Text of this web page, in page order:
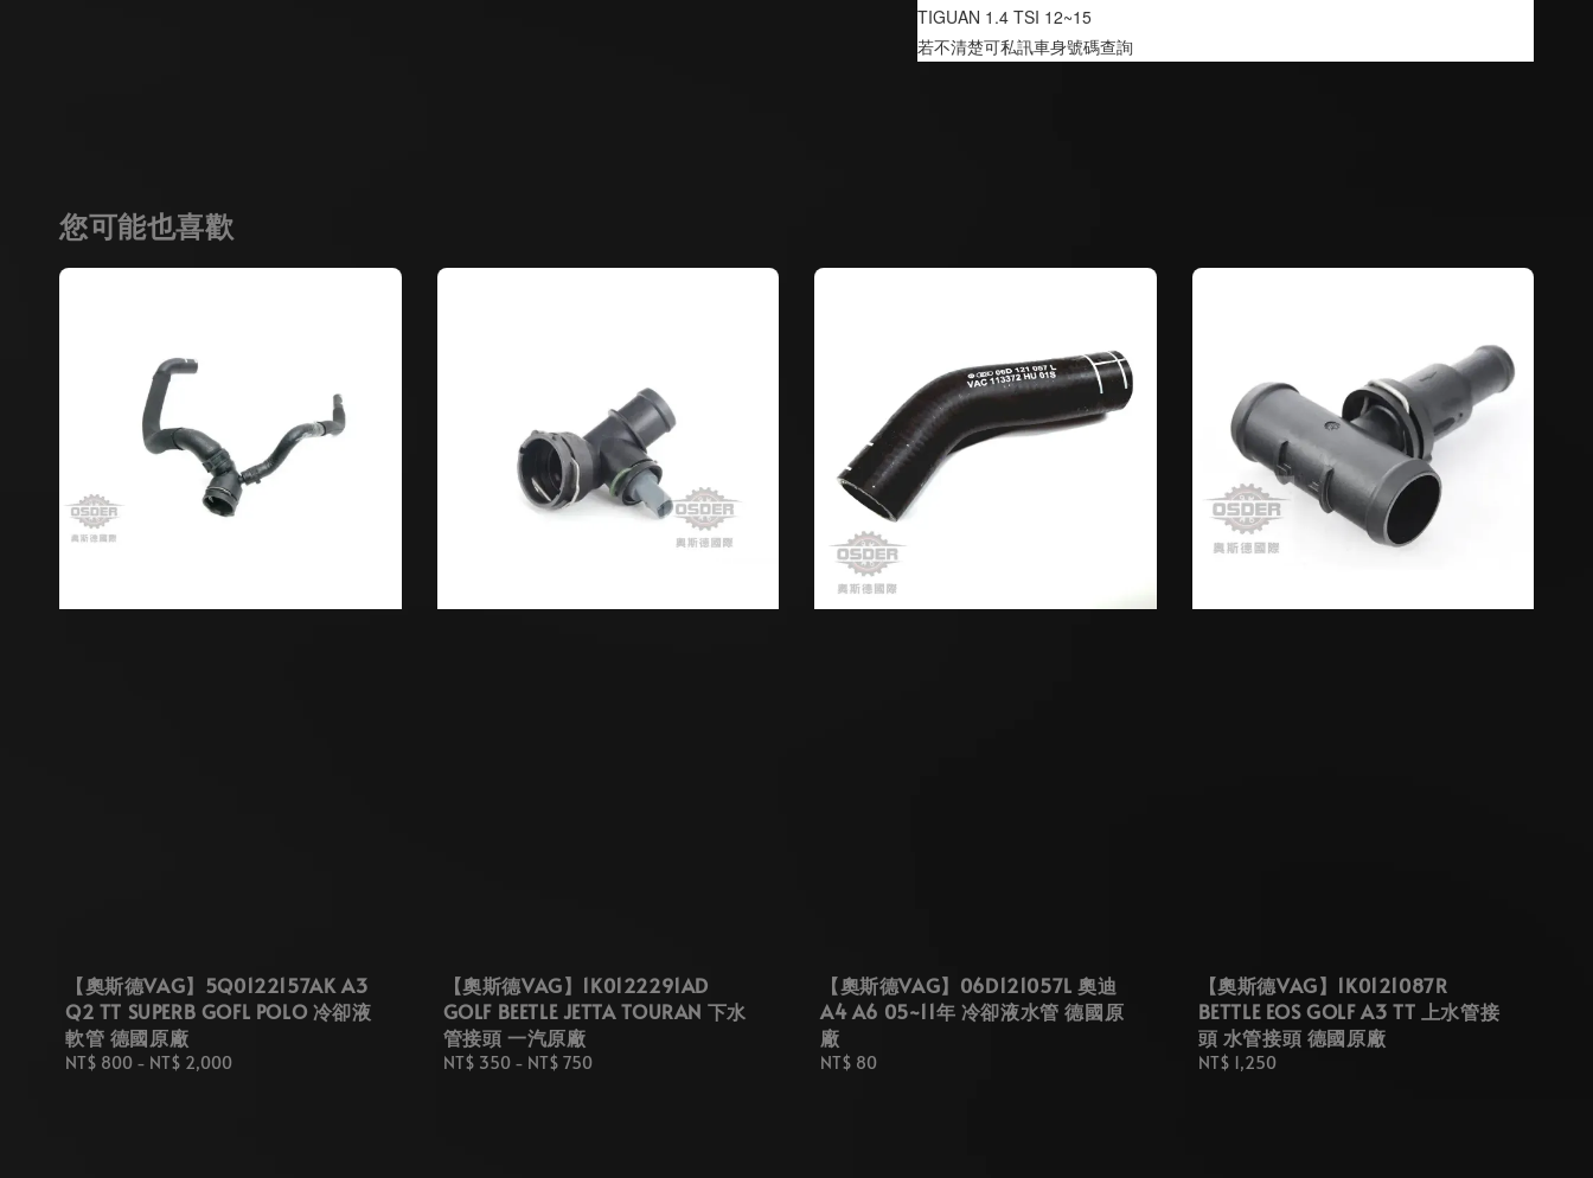
TIGUAN 1.4 TSI 12~15
若不清楚可私訊車身號碼查詢
您可能也喜歡
【奧斯德VAG】5Q0122157AK A3
Q2 TT SUPERB GOFL POLO 冷卻液
軟管 德國原廠
Regular
NT$ 800 - NT$ 2,000
【奧斯德VAG】1K0122291AD
GOLF BEETLE JETTA TOURAN 下水
管接頭 一汽原廠
Regular
NT$ 350- NT$ 750
【奧斯德VAG】06D121057L 奧迪
A4 A6 05~11年 冷卻液水管 德國原
廠
Regular
NT$ 80
【奧斯德VAG】1K0121087R
BETTLE EOS GOLF A3 TT 上水管接
頭 水管接頭 德國原廠
Regular
NT$ 1,250